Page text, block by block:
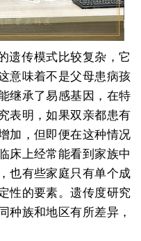
遗传模式比较复杂，它
意味着不是父母患病孩
继承了易感基因，在特
表明，如果双亲都患有
加，但即便在这种情况
床上经常能看到家族中
也有些家庭只有单个成
性的要素。遗传度研究
种族和地区有所差异，